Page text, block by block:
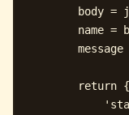
body =
name =
message
        return {